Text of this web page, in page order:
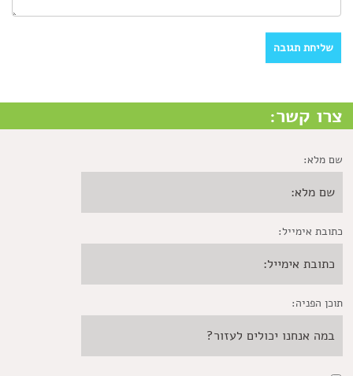
צרו קשר:
שם מלא:
כתובת אימייל:
תוכן הפניה: